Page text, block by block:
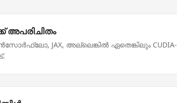
അപരിചിതം
JAX, അല്ലെങ്കില്‍ ഏതെങ്കിലും CUDIA-